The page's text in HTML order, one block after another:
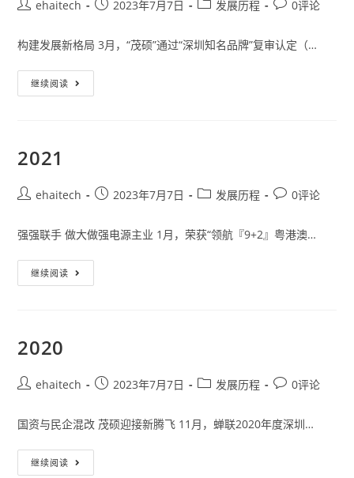
ehaitech 2023年7月7日 发展历程 0评论
构建发展新格局 3月，“茂硕”通过“深圳知名品牌”复审认定（…
继续阅读
2021
ehaitech 2023年7月7日 发展历程 0评论
强强联手 做大做强电源主业 1月，荣获“领航『9+2』粤港澳…
继续阅读
2020
ehaitech 2023年7月7日 发展历程 0评论
国资与民企混改 茂硕迎接新腾飞 11月，蝉联2020年度深圳…
继续阅读